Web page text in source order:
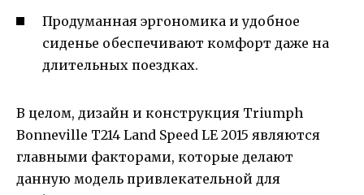
Продуманная эргономика и удобное
сиденье обеспечивают комфорт даже на
длительных поездках.
В целом, дизайн и конструкция Triumph
Bonneville T214 Land Speed LE 2015 являются
главными факторами, которые делают
данную модель привлекательной для